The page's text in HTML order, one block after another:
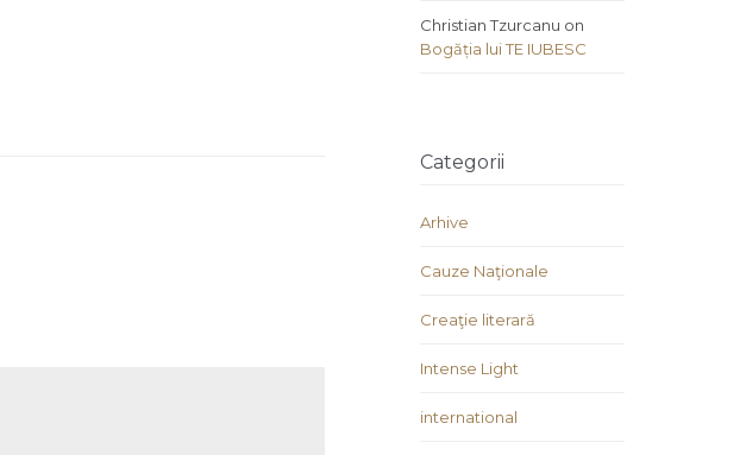
Christian Tzurcanu on
Bogăția lui TE IUBESC
Categorii
Arhive
Cauze Naţionale
Creaţie literară
Intense Light
international